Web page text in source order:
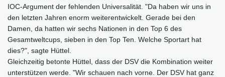
IOC-Argument der fehlenden Universalität. "Da haben wir uns in
den letzten Jahren enorm weiterentwickelt. Gerade bei den
Damen, da hatten wir sechs Nationen in den Top 6 des
Gesamtweltcups, sieben in den Top Ten. Welche Sportart hat
dies?", sagte Hüttel.
Gleichzeitig betonte Hüttel, dass der DSV die Kombination weiter
unterstützen werde. "Wir schauen nach vorne. Der DSV hat ganz